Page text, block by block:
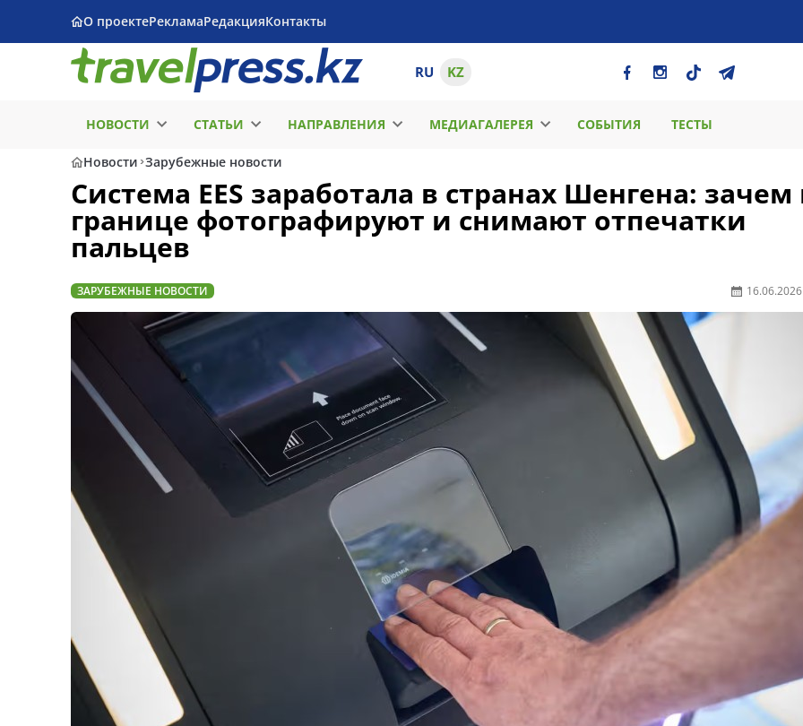
О проектеРекламаРедакцияКонтакты
RU KZ
НОВОСТИ СТАТЬИ НАПРАВЛЕНИЯ МЕДИАГАЛЕРЕЯ СОБЫТИЯ ТЕСТЫ
Новости Зарубежные новости
Система EES заработала в странах Шенгена: зачем
границе фотографируют и снимают отпечатки
пальцев
ЗАРУБЕЖНЫЕ НОВОСТИ 16.06.2026